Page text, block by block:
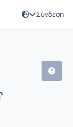
Σύνδεση
' & ΣΤ '